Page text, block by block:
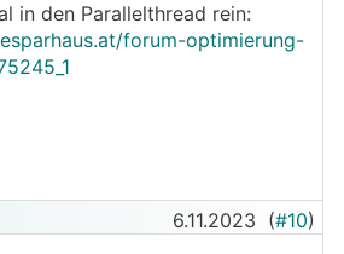
in den Parallelthread rein:
forum-optimierung-
6.11.2023 (#10)